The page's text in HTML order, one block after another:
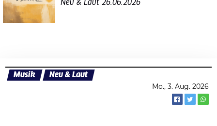
Neu & Laut 26.06.2026
Musik Neu & Laut
Mo., 3. Aug. 2026